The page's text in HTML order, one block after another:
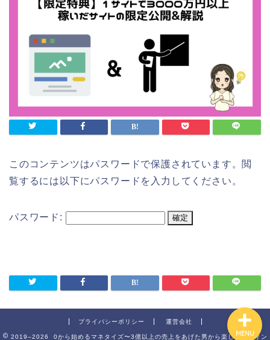
このコンテンツはパスワードで保護されています。閲
覧するには以下にパスワードを入力してください。
パスワード:
プライバシーポリシー 運営会社
2019–2026 0から始めるマネタイズ〜3億以上の売上をあげた男から楽しく学ぶオン
MENU
プロフィール
電子書籍(マンガ)プレゼン